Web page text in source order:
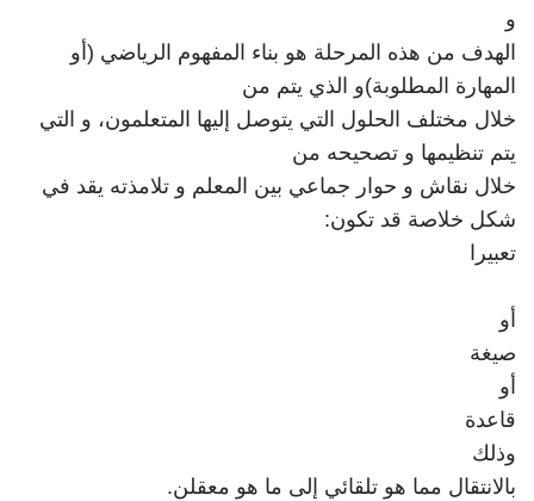
و
الهدف من هذه المرحلة هو بناء المفهوم الرياضي (أو
المهارة المطلوبة)و الذي يتم من
خلال مختلف الحلول التي يتوصل إليها المتعلمون، و التي
يتم تنظيمها و تصحيحه من
خلال نقاش و حوار جماعي بين المعلم و تلامذته يقد في
شكل خلاصة قد تكون:
تعبيرا
أو
صيغة
أو
قاعدة
وذلك
بالانتقال مما هو تلقائي إلى ما هو معقلن.